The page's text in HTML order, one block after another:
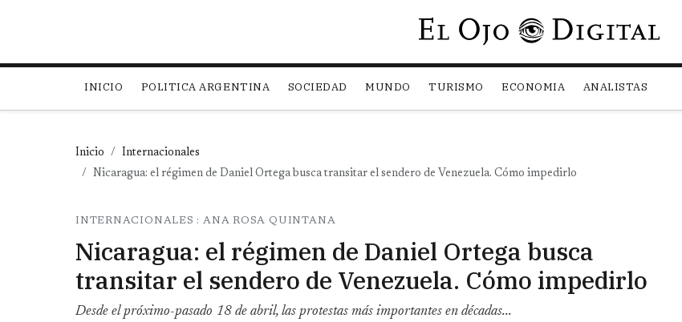
Pasar al contenido principal
INICIO POLITICA ARGENTINA SOCIEDAD MUNDO TURISMO ECONOMIA ANALISTAS
Inicio
Internacionales
Nicaragua: el régimen de Daniel Ortega busca transitar el sendero de Venezuela. Cómo impedirlo
INTERNACIONALES : ANA ROSA QUINTANA
Nicaragua: el régimen de Daniel Ortega busca
transitar el sendero de Venezuela. Cómo impedirlo
Desde el próximo-pasado 18 de abril, las protestas más importantes en décadas...